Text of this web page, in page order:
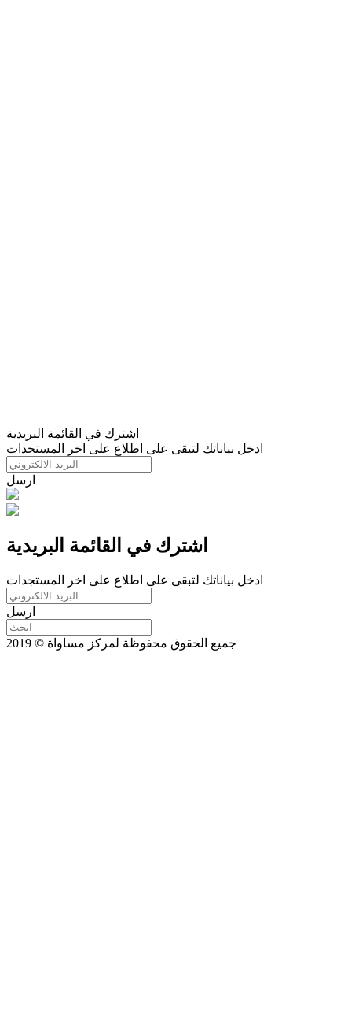
اشترك في القائمة البريدية
ادخل بياناتك لتبقى على اطلاع على اخر المستجدات
ارسل
اشترك في القائمة البريدية
ادخل بياناتك لتبقى على اطلاع على اخر المستجدات
ارسل
جميع الحقوق محفوظة لمركز مساواة © 2019